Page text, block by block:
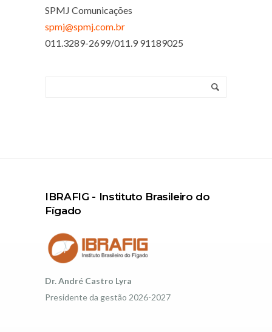
SPMJ Comunicações
spmj@spmj.com.br
011.3289-2699/011.9 91189025
IBRAFIG - Instituto Brasileiro do
Fígado
Dr. André Castro Lyra
Presidente da gestão 2026-2027